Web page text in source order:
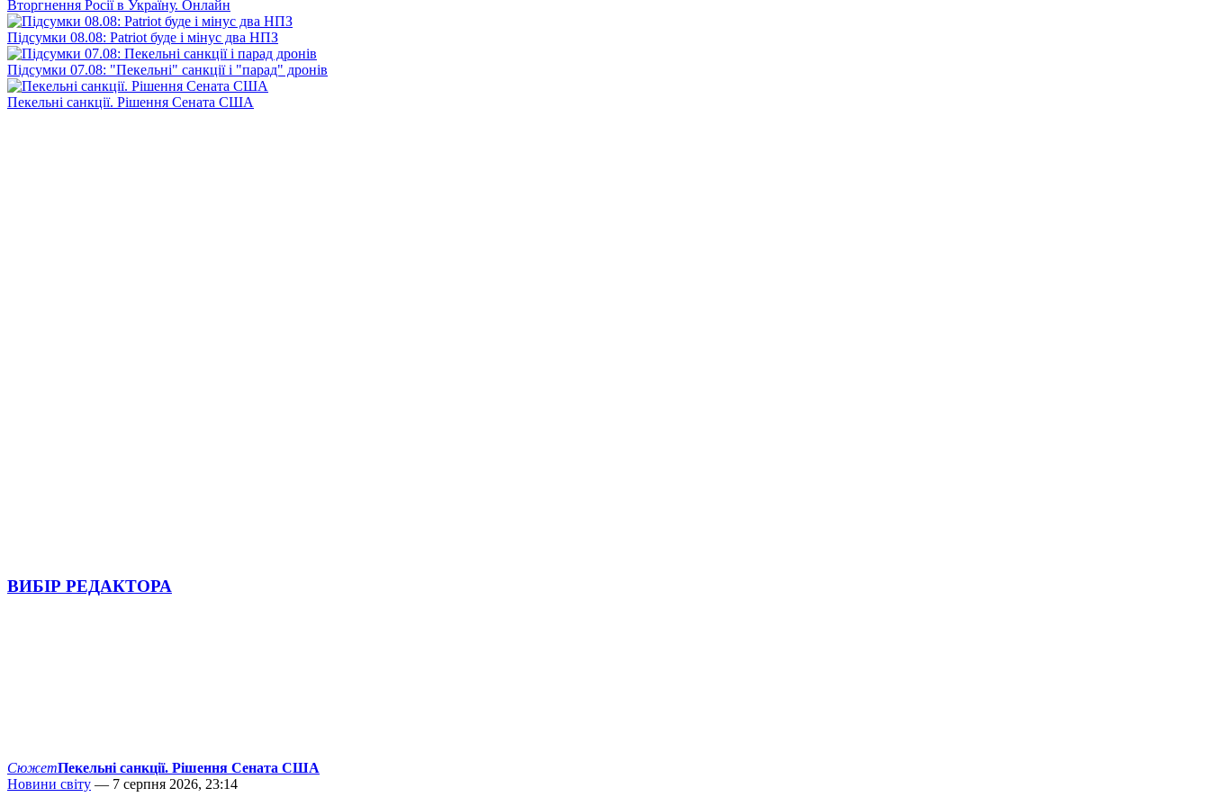
Вторгнення Росії в Україну. Онлайн
Підсумки 08.08: Patriot буде і мінус два НПЗ
Підсумки 07.08: "Пекельні" санкції і "парад" дронів
Пекельні санкції. Рішення Сената США
ВИБІР РЕДАКТОРА
СюжетПекельні санкції. Рішення Сената США
Новини світу — 7 серпня 2026, 23:14